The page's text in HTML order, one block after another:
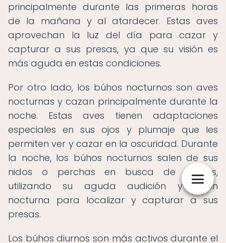
principalmente durante las primeras horas
de la mañana y al atardecer. Estas aves
aprovechan la luz del día para cazar y
capturar a sus presas, ya que su visión es
más aguda en estas condiciones.
Por otro lado, los búhos nocturnos son aves
nocturnas y cazan principalmente durante la
noche. Estas aves tienen adaptaciones
especiales en sus ojos y plumaje que les
permiten ver y cazar en la oscuridad. Durante
la noche, los búhos nocturnos salen de sus
nidos o perchas en busca de presas,
utilizando su aguda audición y visión
nocturna para localizar y capturar a sus
presas.
Los búhos diurnos son más activos durante el